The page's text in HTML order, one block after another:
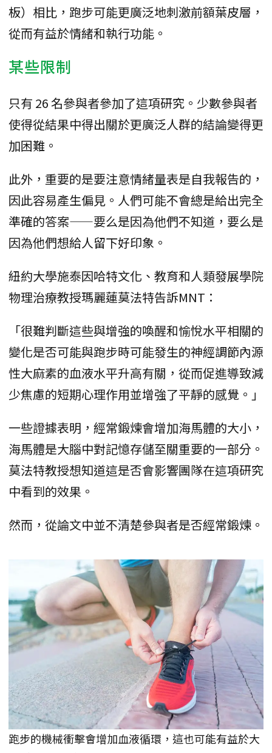
板）相比，跑步可能更廣泛地刺激前額葉皮層，
從而有益於情緒和執行功能。
某些限制
只有 26 名參與者參加了這項研究。少數參與者
使得從結果中得出關於更廣泛人群的結論變得更
加困難。
此外，重要的是要注意情緒量表是自我報告的，
因此容易產生偏見。人們可能不會總是給出完全
準確的答案——要么是因為他們不知道，要么是
因為他們想給人留下好印象。
紐約大學施泰因哈特文化、教育和人類發展學院
物理治療教授瑪麗蓮莫法特告訴MNT：
「很難判斷這些與增強的喚醒和愉悅水平相關的
變化是否可能與跑步時可能發生的神經調節內源
性大麻素的血液水平升高有關，從而促進導致減
少焦慮的短期心理作用並增強了平靜的感覺。」
一些證據表明，經常鍛煉會增加海馬體的大小，
海馬體是大腦中對記憶存儲至關重要的一部分。
莫法特教授想知道這是否會影響團隊在這項研究
中看到的效果。
然而，從論文中並不清楚參與者是否經常鍛煉。
跑步的機械衝擊會增加血液循環，這也可能有益於大